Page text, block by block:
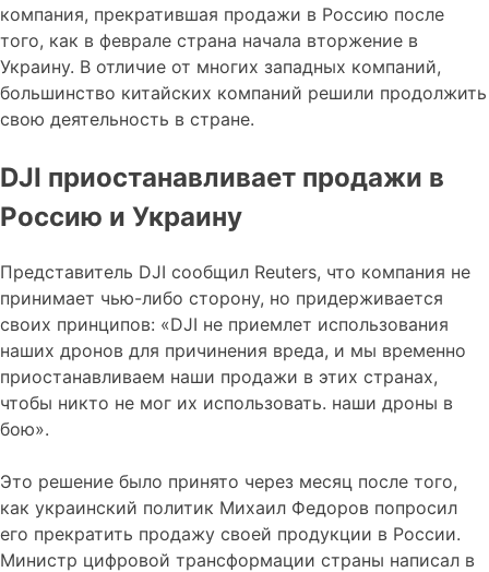
компания, прекратившая продажи в Россию после
того, как в феврале страна начала вторжение в
Украину. В отличие от многих западных компаний,
большинство китайских компаний решили продолжить
свою деятельность в стране.
DJI приостанавливает продажи в
Россию и Украину
Представитель DJI сообщил Reuters, что компания не
принимает чью-либо сторону, но придерживается
своих принципов: «DJI не приемлет использования
наших дронов для причинения вреда, и мы временно
приостанавливаем наши продажи в этих странах,
чтобы никто не мог их использовать. наши дроны в
бою».
Это решение было принято через месяц после того,
как украинский политик Михаил Федоров попросил
его прекратить продажу своей продукции в России.
Министр цифровой трансформации страны написал в